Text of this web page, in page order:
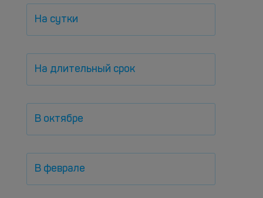
На сутки
На длительный срок
В октябре
В феврале